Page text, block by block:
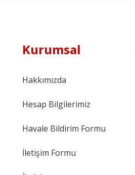
Kurumsal
Hakkımızda
Hesap Bilgilerimiz
Havale Bildirim Formu
İletişim Formu